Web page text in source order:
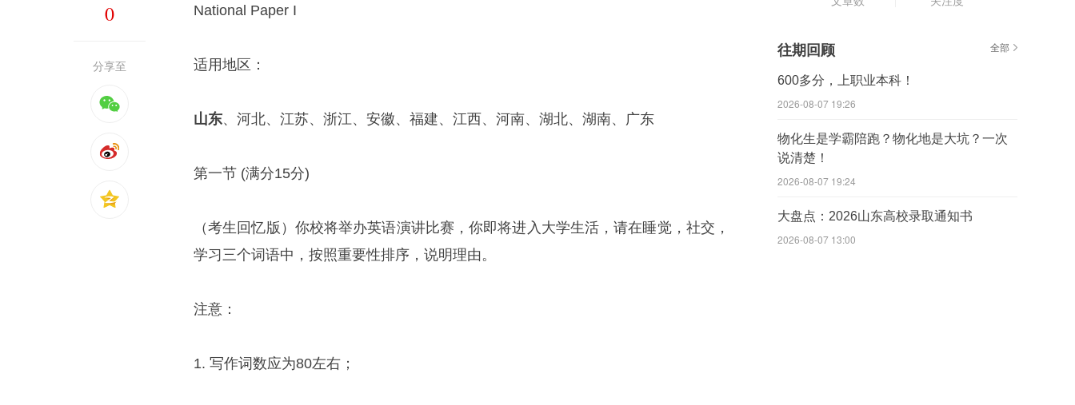
0
分享至
National Paper I
适用地区：
山东、河北、江苏、浙江、安徽、福建、江西、河南、湖北、湖南、广东
第一节 (满分15分)
（考生回忆版）你校将举办英语演讲比赛，你即将进入大学生活，请在睡觉，社交，
学习三个词语中，按照重要性排序，说明理由。
注意：
1. 写作词数应为80左右；
往期回顾 全部
600多分，上职业本科！
2026-08-07 19:26
物化生是学霸陪跑？物化地是大坑？一次
说清楚！
2026-08-07 19:24
大盘点：2026山东高校录取通知书
2026-08-07 13:00